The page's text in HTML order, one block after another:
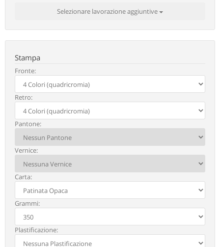
Selezionare lavorazione aggiuntive
Stampa
Fronte:
Retro:
Pantone:
Vernice:
Carta:
Grammi:
Plastificazione:
Per poter proseguire è necessario
verificare se il tuo CAP è raggiunto dal
nostro servizio di consegna rapida.
Continua